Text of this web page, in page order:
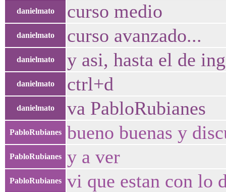
danielmato curso medio
danielmato curso avanzado...
danielmato y asi, hasta el de
danielmato ctrl+d
danielmato va PabloRubianes
PabloRubianes bueno buenas y
PabloRubianes y a ver
PabloRubianes vi que estan con lo